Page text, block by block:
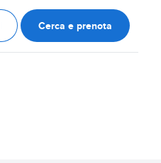
Cerca e prenota